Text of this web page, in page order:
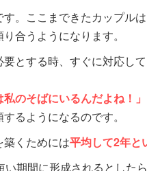
。ここまできたカップルは
合うようになります。
とする時、すぐに対応し
私のそばにいるんだよね！
するようになるのです。
くためには平均して2年と
期間に形成されるとした